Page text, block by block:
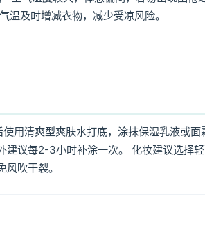
温及时增减衣物，减少受凉风险。
用清爽型爽肤水打底，涂抹保湿乳液或面
建议每2-3小时补涂一次。 化妆建议选择
吹干裂。